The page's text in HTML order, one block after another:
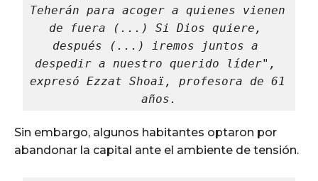
Teherán para acoger a quienes vienen
de fuera (...) Si Dios quiere,
después (...) iremos juntos a
despedir a nuestro querido líder",
expresó Ezzat Shoaï, profesora de 61
años.
Sin embargo, algunos habitantes optaron por
abandonar la capital ante el ambiente de tensión.